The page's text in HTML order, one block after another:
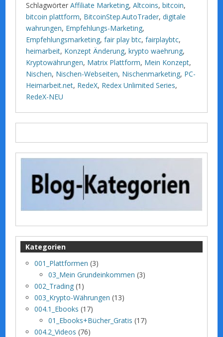
Schlagwörter Affiliate Marketing,Altcoins,bitcoin,
bitcoin plattform, BitcoinStep.AutoTrader,digitale
wahrungen, Empfehlungs-Marketing,
Empfehlungsmarketing,fair play btc,fairplaybtc,
heimarbeit, Konzept Änderung,krypto waehrung,
Kryptowährungen, Matrix Plattform, Mein Konzept,
Nischen, Nischen-Webseiten, Nischenmarketing, PC-
Heimarbeit.net, RedeX, Redex Unlimited Series,
RedeX-NEU
Kategorien
001_Plattformen (3)
03_Mein Grundeinkommen (3)
002_Trading (1)
003_Krypto-Währungen (13)
004.1_Ebooks (17)
01_Ebooks+Bücher_Gratis (17)
004.2_Videos (76)